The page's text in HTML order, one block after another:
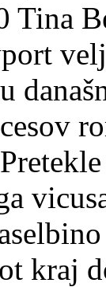
Tina
kraj